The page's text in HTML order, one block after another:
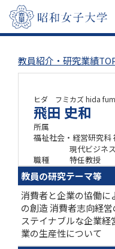
教員紹介・研究業績
ヒダ フミカズhida
飛田 史和
所属
福祉社会・経営研究科
現代ビジネ
職種
特任教授
教員の研究テーマ等
消費者と企業の協働に
の創造 消費者志向経
ステイナブルな企業
業の生産性について